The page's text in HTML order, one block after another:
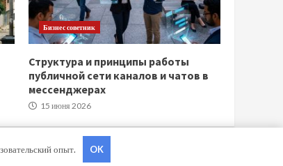
Бизнес советник
Структура и принципы работы
публичной сети каналов и чатов в
мессенджерах
15 июня 2026
опыт. OK